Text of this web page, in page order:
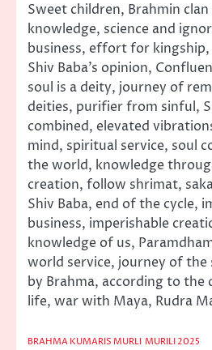
Sweet children, Brahmin
knowledge, science and
business, effort for kingship,
Shiv Baba’s opinion,
soul is a deity, journey of
deities, purifier from sinful,
combined, elevated
mind, spiritual service, soul
the world, knowledge
creation, follow shrimat,
Shiv Baba, end of the cycle,
business, imperishable
knowledge of us,
world service, journey of the
by Brahma, according to the
life, war with Maya, Rudra
BRAHMA KUMARIS MURLI MURILI 2025